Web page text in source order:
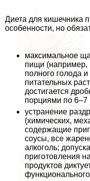
Диета для кишечника
особенности, но
максимальное
пищи (например,
полного голода
питательных
достигается
порциями по 6–7
устранение
(химических,
содержащие
соусы, все
алкоголь;
приготовления
продуктов